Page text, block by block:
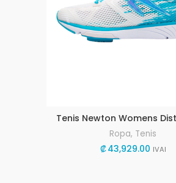
Tenis Newton Womens
Ropa, Tenis
₡43,929.00 IVAI